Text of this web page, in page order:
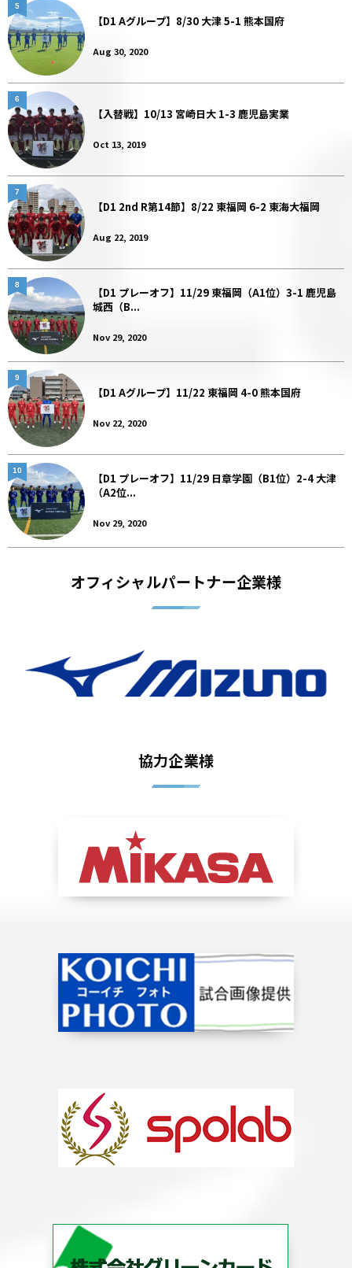
【D1 Aグループ】8/30 大津 5-1 熊本国府
Aug 30, 2020
5
【入替戦】10/13 宮崎日大 1-3 鹿児島実業
Oct 13, 2019
6
【D1 2nd R第14節】8/22 東福岡 6-2 東海大福岡
Aug 22, 2019
7
【D1 プレーオフ】11/29 東福岡（A1位）3-1 鹿児島
城西（B...
Nov 29, 2020
8
【D1 Aグループ】11/22 東福岡 4-0 熊本国府
Nov 22, 2020
9
【D1 プレーオフ】11/29 日章学園（B1位）2-4 大津
（A2位...
Nov 29, 2020
10
オフィシャルパートナー企業様
協力企業様